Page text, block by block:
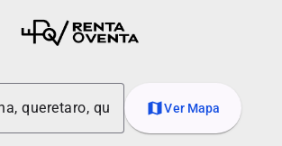
mapVer Mapa